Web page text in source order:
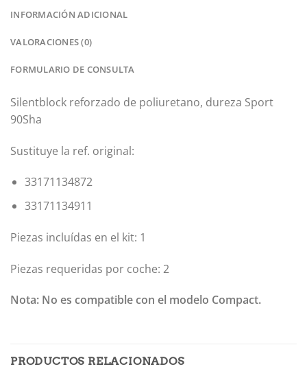
INFORMACIÓN ADICIONAL
VALORACIONES (0)
FORMULARIO DE CONSULTA
Silentblock reforzado de poliuretano, dureza Sport
90Sha
Sustituye la ref. original:
33171134872
33171134911
Piezas incluídas en el kit: 1
Piezas requeridas por coche: 2
Nota: No es compatible con el modelo Compact.
PRODUCTOS RELACIONADOS